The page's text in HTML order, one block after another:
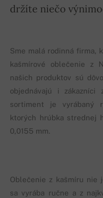
držíte niečo
Sme malá rodinná firma,
kašmírové oblečenie z
našich produktov sú
objednávajú i zákazníci
sortiment je vyrábaný
ktorých hrúbka strednej
0,0155 mm.
Oblečenie z kašmíru nie
sa vyrába ručne a z